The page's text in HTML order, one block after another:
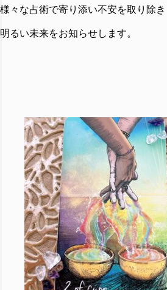
様々な占術で寄り添い不安を取り除き
明るい未来をお知らせします。